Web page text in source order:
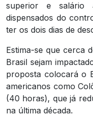
superior e salário
dispensados do
ter os dois dias de
Estima-se que cerca
Brasil sejam
proposta colocará o
americanos como
(40 horas), que já
na última década.